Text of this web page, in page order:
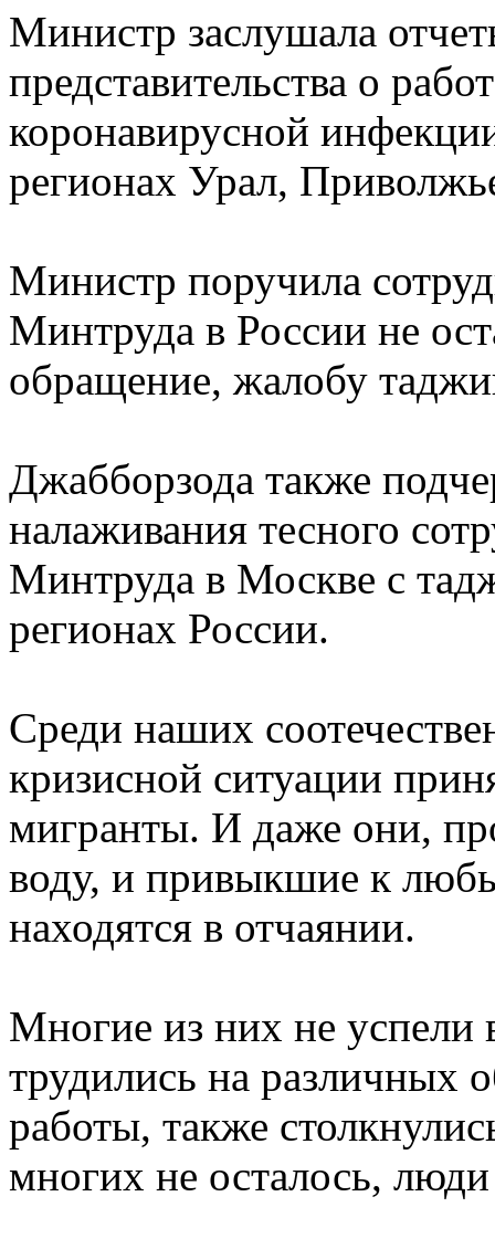
Министр заслушала
представительства о
коронавирусной
регионах Урал,
Министр поручила
Минтруда в России не
обращение, жалобу
Джабборзода также
налаживания тесного
Минтруда в Москве с
регионах России.
Среди наших
кризисной ситуации
мигранты. И даже они,
воду, и привыкшие к
находятся в отчаянии.
Многие из них не успели
трудились на различных
работы, также
многих не осталось,